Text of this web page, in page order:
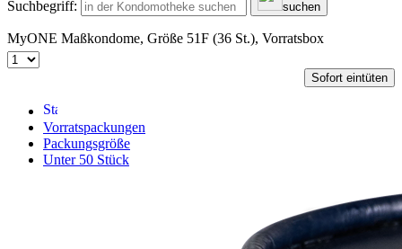
Suchbegriff: suchen
MyONE Maßkondome, Größe 51F (36 St.), Vorratsbox
Sofort eintüten
Vorratspackungen
Packungsgröße
Unter 50 Stück